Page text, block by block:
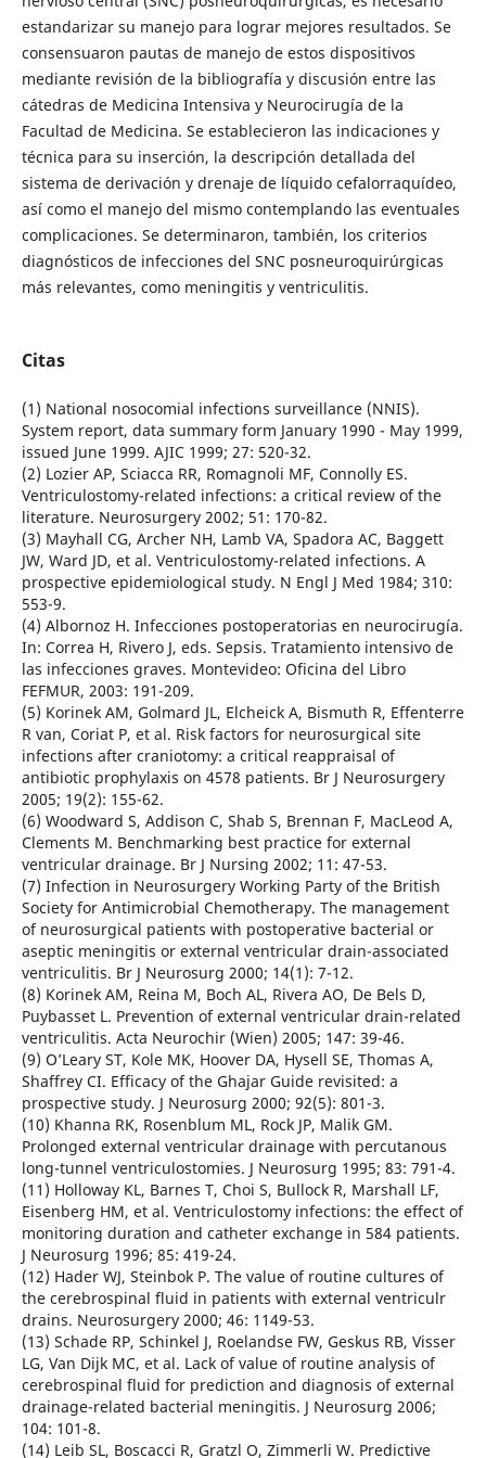
estandarizar su manejo para lograr mejores resultados. Se
consensuaron pautas de manejo de estos dispositivos
mediante revisión de la bibliografía y discusión entre las
cátedras de Medicina Intensiva y Neurocirugía de la
Facultad de Medicina. Se establecieron las indicaciones y
técnica para su inserción, la descripción detallada del
sistema de derivación y drenaje de líquido cefalorraquídeo,
así como el manejo del mismo contemplando las eventuales
complicaciones. Se determinaron, también, los criterios
diagnósticos de infecciones del SNC posneuroquirúrgicas
más relevantes, como meningitis y ventriculitis.
Citas
(1) National nosocomial infections surveillance (NNIS).
System report, data summary form January 1990 - May 1999,
issued June 1999. AJIC 1999; 27: 520-32.
(2) Lozier AP, Sciacca RR, Romagnoli MF, Connolly ES.
Ventriculostomy-related infections: a critical review of the
literature. Neurosurgery 2002; 51: 170-82.
(3) Mayhall CG, Archer NH, Lamb VA, Spadora AC, Baggett
JW, Ward JD, et al. Ventriculostomy-related infections. A
prospective epidemiological study. N Engl J Med 1984; 310:
553-9.
(4) Albornoz H. Infecciones postoperatorias en neurocirugía.
In: Correa H, Rivero J, eds. Sepsis. Tratamiento intensivo de
las infecciones graves. Montevideo: Oficina del Libro
FEFMUR, 2003: 191-209.
(5) Korinek AM, Golmard JL, Elcheick A, Bismuth R, Effenterre
R van, Coriat P, et al. Risk factors for neurosurgical site
infections after craniotomy: a critical reappraisal of
antibiotic prophylaxis on 4578 patients. Br J Neurosurgery
2005; 19(2): 155-62.
(6) Woodward S, Addison C, Shab S, Brennan F, MacLeod A,
Clements M. Benchmarking best practice for external
ventricular drainage. Br J Nursing 2002; 11: 47-53.
(7) Infection in Neurosurgery Working Party of the British
Society for Antimicrobial Chemotherapy. The management
of neurosurgical patients with postoperative bacterial or
aseptic meningitis or external ventricular drain-associated
ventriculitis. Br J Neurosurg 2000; 14(1): 7-12.
(8) Korinek AM, Reina M, Boch AL, Rivera AO, De Bels D,
Puybasset L. Prevention of external ventricular drain-related
ventriculitis. Acta Neurochir (Wien) 2005; 147: 39-46.
(9) O’Leary ST, Kole MK, Hoover DA, Hysell SE, Thomas A,
Shaffrey CI. Efficacy of the Ghajar Guide revisited: a
prospective study. J Neurosurg 2000; 92(5): 801-3.
(10) Khanna RK, Rosenblum ML, Rock JP, Malik GM.
Prolonged external ventricular drainage with percutanous
long-tunnel ventriculostomies. J Neurosurg 1995; 83: 791-4.
(11) Holloway KL, Barnes T, Choi S, Bullock R, Marshall LF,
Eisenberg HM, et al. Ventriculostomy infections: the effect of
monitoring duration and catheter exchange in 584 patients.
J Neurosurg 1996; 85: 419-24.
(12) Hader WJ, Steinbok P. The value of routine cultures of
the cerebrospinal fluid in patients with external ventriculr
drains. Neurosurgery 2000; 46: 1149-53.
(13) Schade RP, Schinkel J, Roelandse FW, Geskus RB, Visser
LG, Van Dijk MC, et al. Lack of value of routine analysis of
cerebrospinal fluid for prediction and diagnosis of external
drainage-related bacterial meningitis. J Neurosurg 2006;
104: 101-8.
(14) Leib SL, Boscacci R, Gratzl O, Zimmerli W. Predictive